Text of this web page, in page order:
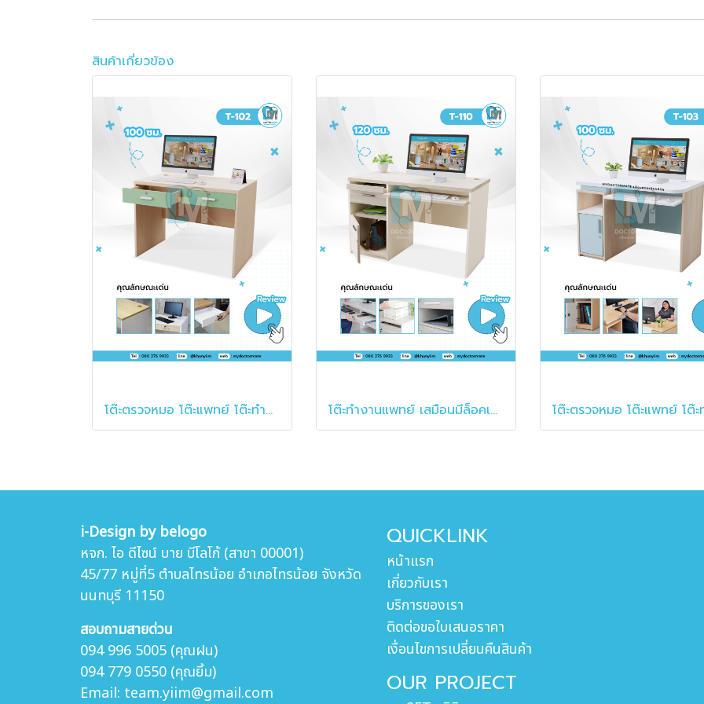
สินค้าเกี่ยวข้อง
โต๊ะตรวจหมอ โต๊ะแพทย์ โต๊ะทำงานคุณหมอ โต๊ะทำงานแพทย์ เสมือนมีล็อคเกอร์ในตัว
i-Design by belogo
หจก. ไอ ดีไซน์ บาย บีโลโก้ (สาขา 00001)
45/77 หมู่ที่5 ตำบลไทรน้อย อำเภอไทรน้อย จังหวัด
นนทบุรี 11150
สอบถามสายด่วน
094 996 5005 (คุณฝน)
094 779 0550 (คุณยิ้ม)
Email: team.yiim@gmail.com
QUICKLINK
หน้าแรก
เกี่ยวกับเรา
บริการของเรา
ติดต่อขอใบเสนอราคา
เงื่อนไขการเปลี่ยนคืนสินค้า
OUR PROJECT